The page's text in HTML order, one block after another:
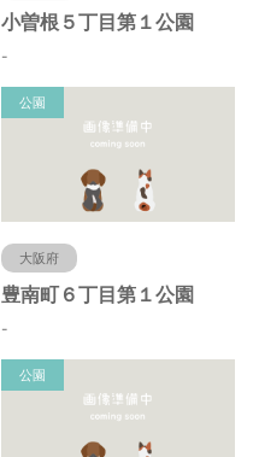
小曽根５丁目第１公園
-
公園
大阪府
豊南町６丁目第１公園
-
公園